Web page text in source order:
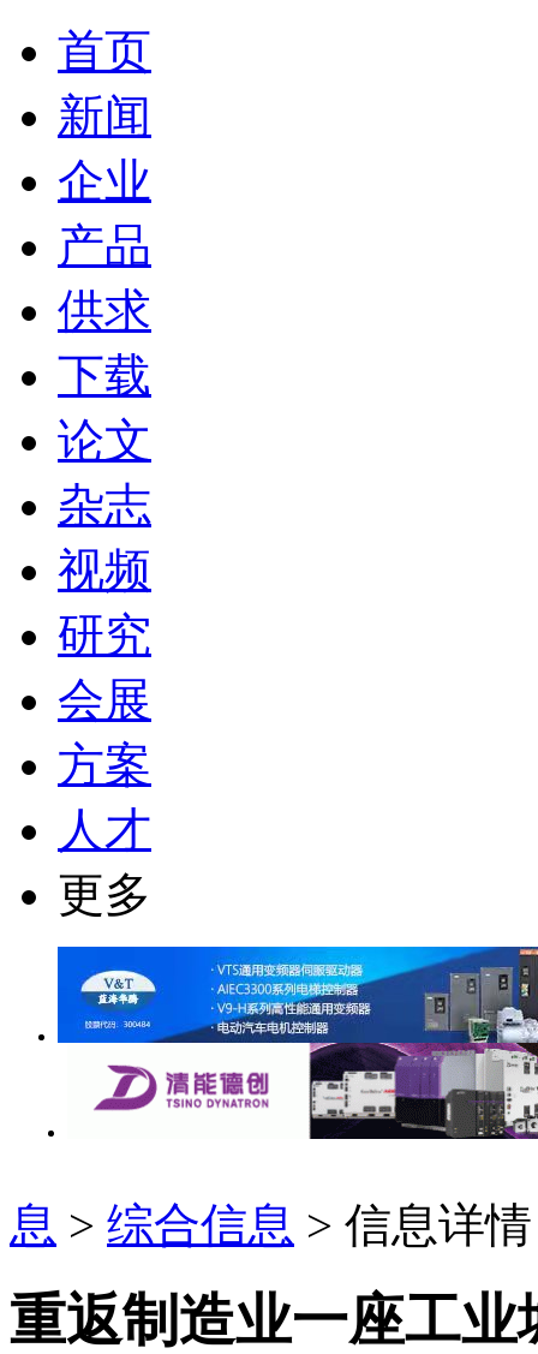
首页
新闻
企业
产品
供求
下载
论文
杂志
视频
研究
会展
方案
人才
更多
息 > 综合信息 > 信息详情
重返制造业一座工